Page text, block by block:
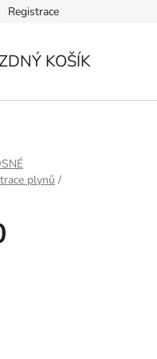
Registrace
KOŠÍK
plynů /